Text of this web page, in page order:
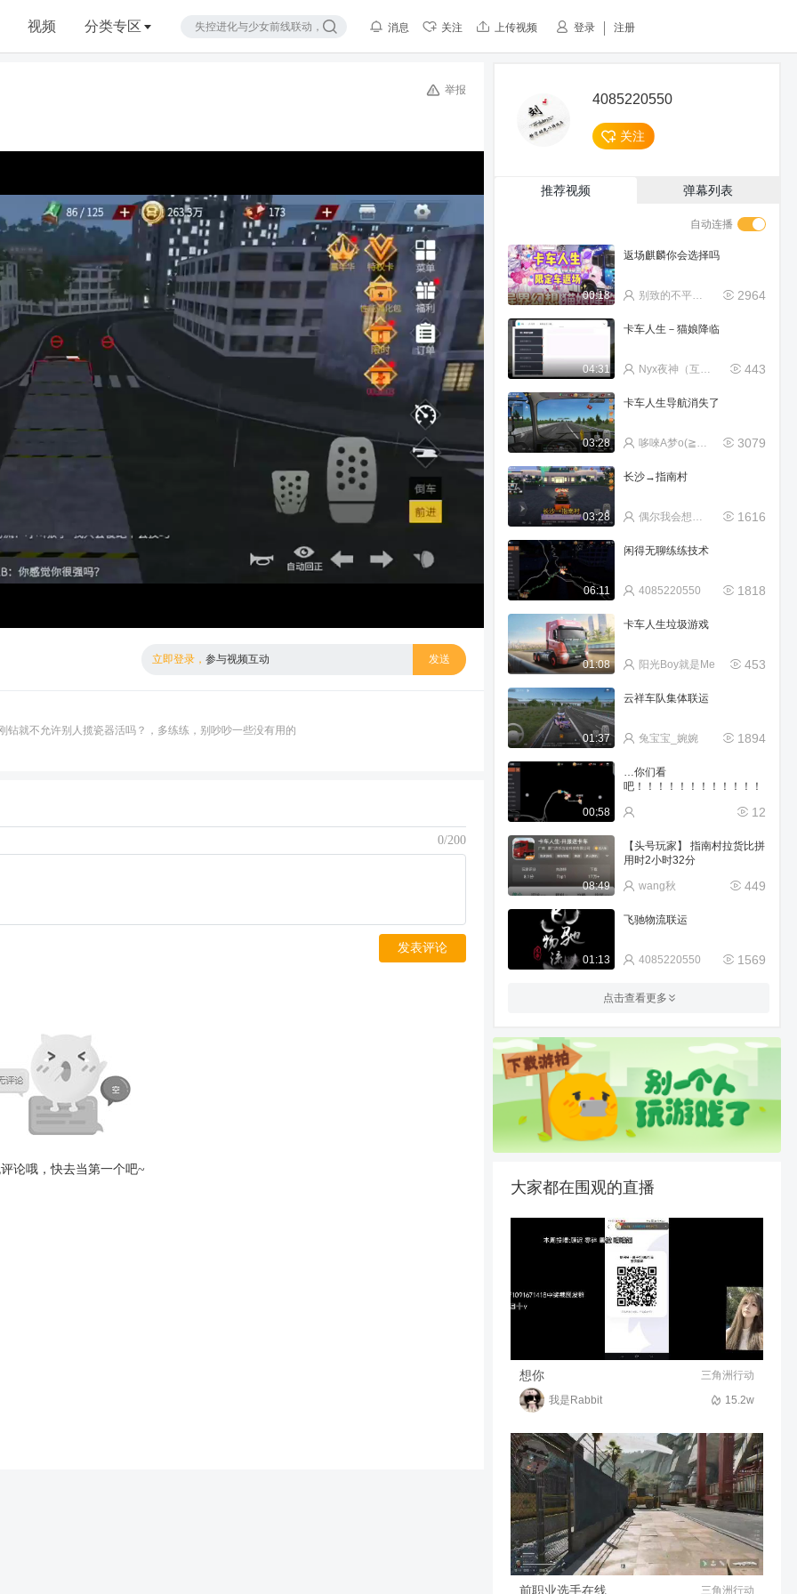
视频 分类专区 登录 注册
消息 关注 上传视频
举报
标清
倍数
立即登录，参与视频互动 发送
钻就不允许别人揽瓷器活吗？，多练练，别吵吵一些没有用的
0/200
发表评论
论哦，快去当第一个吧~
4085220550
关注
推荐视频 弹幕列表
自动连播
00:18
返场麒麟你会选择吗
2964
别致的不平凡的夜晚
04:31
卡车人生－猫娘降临
443
Nyx夜神（互关互粉）
03:28
卡车人生导航消失了
3079
哆唻A梦o(≧v≦)o
03:28
长沙→指南村
1616
偶尔我会想起她
06:11
闲得无聊练练技术
1818
4085220550
01:08
卡车人生垃圾游戏
453
阳光Boy就是Me
01:37
云祥车队集体联运
1894
兔宝宝_婉婉
00:58
…你们看
吧！！！！！！！！！！！！！！！
12
08:49
【头号玩家】 指南村拉货比拼
用时2小时32分
449
wang秋
01:13
飞驰物流联运
1569
4085220550
拉萨布达拉宫美景
02:17
拿下440
856
云集天下车队
00:43
关于今晚热销我的车祸现场
lup木了
拉个易碎货中断了4次
逍遥☆凤舞
卡车人生二周年庆活动主要内
容
587
点击查看更多
大家都在围观的直播
三角洲行动
想你
15.2w
我是Rabbit
三角洲行动
前职业选手在线